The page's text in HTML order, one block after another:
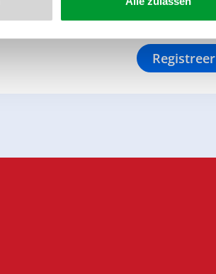
Registreer